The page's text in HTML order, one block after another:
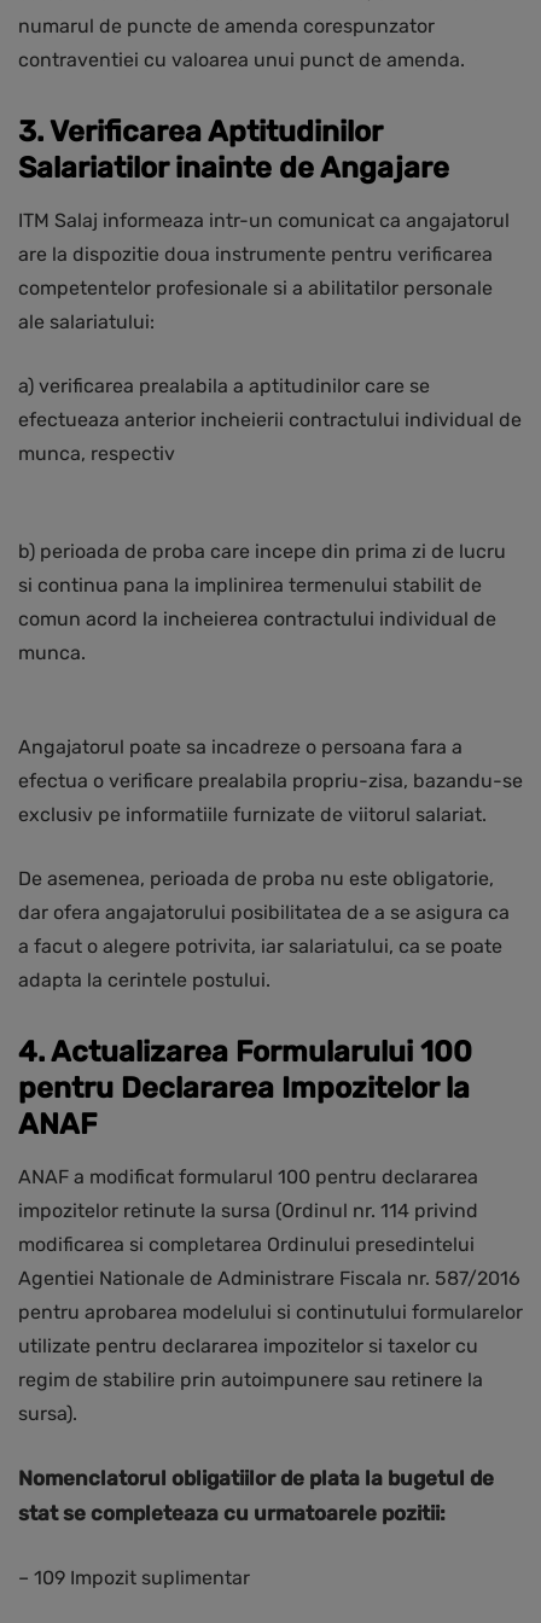
numarul de puncte de amenda corespunzator
contraventiei cu valoarea unui punct de amenda.
3. Verificarea Aptitudinilor
Salariatilor inainte de Angajare
ITM Salaj informeaza intr-un comunicat ca angajatorul
are la dispozitie doua instrumente pentru verificarea
competentelor profesionale si a abilitatilor personale
ale salariatului:
a) verificarea prealabila a aptitudinilor care se
efectueaza anterior incheierii contractului individual de
munca, respectiv
b) perioada de proba care incepe din prima zi de lucru
si continua pana la implinirea termenului stabilit de
comun acord la incheierea contractului individual de
munca.
Angajatorul poate sa incadreze o persoana fara a
efectua o verificare prealabila propriu-zisa, bazandu-se
exclusiv pe informatiile furnizate de viitorul salariat.
De asemenea, perioada de proba nu este obligatorie,
dar ofera angajatorului posibilitatea de a se asigura ca
a facut o alegere potrivita, iar salariatului, ca se poate
adapta la cerintele postului.
4. Actualizarea Formularului 100
pentru Declararea Impozitelor la
ANAF
ANAF a modificat formularul 100 pentru declararea
impozitelor retinute la sursa (Ordinul nr. 114 privind
modificarea si completarea Ordinului presedintelui
Agentiei Nationale de Administrare Fiscala nr. 587/2016
pentru aprobarea modelului si continutului formularelor
utilizate pentru declararea impozitelor si taxelor cu
regim de stabilire prin autoimpunere sau retinere la
sursa).
Nomenclatorul obligatiilor de plata la bugetul de
stat se completeaza cu urmatoarele pozitii:
– 109 Impozit suplimentar